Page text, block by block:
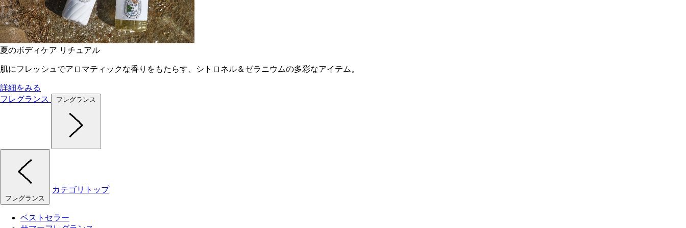
夏のボディケア リチュアル
肌にフレッシュでアロマティックな香りをもたらす、シトロネル＆ゼラニウムの多彩なアイテム。
詳細をみる
フレグランス
フレグランス
フレグランス
カテゴリトップ
ベストセラー